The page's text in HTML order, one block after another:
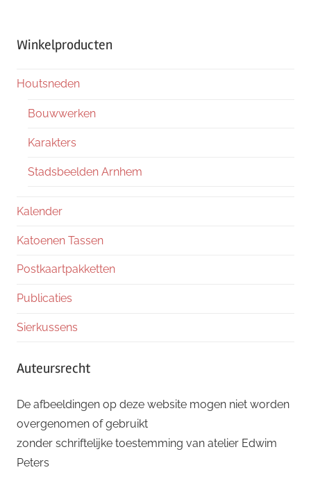
Winkelproducten
Houtsneden
Bouwwerken
Karakters
Stadsbeelden Arnhem
Kalender
Katoenen Tassen
Postkaartpakketten
Publicaties
Sierkussens
Auteursrecht
De afbeeldingen op deze website mogen niet worden
overgenomen of gebruikt
zonder schriftelijke toestemming van atelier Edwim
Peters